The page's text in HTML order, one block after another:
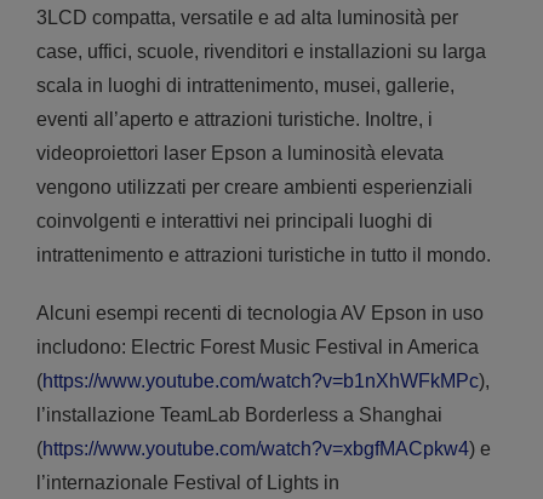
3LCD compatta, versatile e ad alta luminosità per
case, uffici, scuole, rivenditori e installazioni su larga
scala in luoghi di intrattenimento, musei, gallerie,
eventi all’aperto e attrazioni turistiche. Inoltre, i
videoproiettori laser Epson a luminosità elevata
vengono utilizzati per creare ambienti esperienziali
coinvolgenti e interattivi nei principali luoghi di
intrattenimento e attrazioni turistiche in tutto il mondo.
Alcuni esempi recenti di tecnologia AV Epson in uso
includono: Electric Forest Music Festival in America
(https://www.youtube.com/watch?v=b1nXhWFkMPc),
l’installazione TeamLab Borderless a Shanghai
(https://www.youtube.com/watch?v=xbgfMACpkw4) e
l’internazionale Festival of Lights in